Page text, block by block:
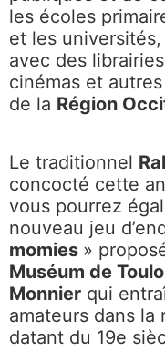
les écoles
et les
avec des
cinémas et
de la Région
Le traditionnel
concocté cette
vous pourrez
nouveau jeu
momies »
Muséum de
Monnier qui
amateurs dans la
datant du 19e